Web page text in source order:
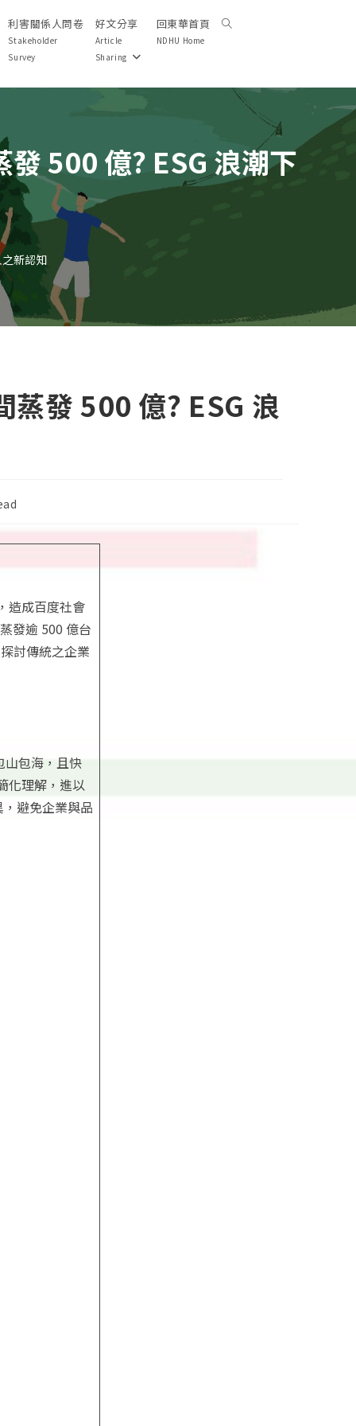
利害關係人問卷
Stakeholder
Survey
好文分享
Article
Sharing
回東華首頁
NDHU Home
Toggle
發 500 億? ESG 浪潮下
新認知
蒸發 500 億? ESG 浪
造成百度社會
發逾 500 億台
討傳統之企業
山包海，且快
化理解，進以
避免企業與品